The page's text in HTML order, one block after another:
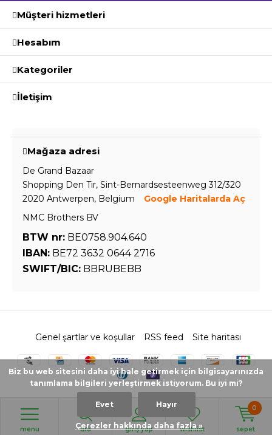
ara giriş yap
menu wishlist sepet
0
Müşteri hizmetleri
Hesabım
Kategoriler
İletişim
Mağaza adresi
De Grand Bazaar
Shopping Den Tir, Sint-Bernardsesteenweg 312/320
2020 Antwerpen, Belgium
Google Haritalarda Aç
NMC Brothers BV
BTW nr: BE0758.904.640
IBAN: BE72 3632 0644 2716
SWIFT/BIC: BBRUBEBB
© 2026 - Powered byLightspeed- Theme by DMWS.nl
Genel şartlar ve koşullar RSS feed Site haritası
Biz bu web sitesini daha iyi hale getirmek için bilgisayarınızda
tanımlama bilgileri yerleştirmek istiyorum. Bu iyi mi?
Evet Hayır
Çerezler hakkında daha fazla »